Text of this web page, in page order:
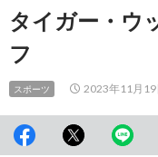
タイガー・ウ
フ
スポーツ 2023年11月19